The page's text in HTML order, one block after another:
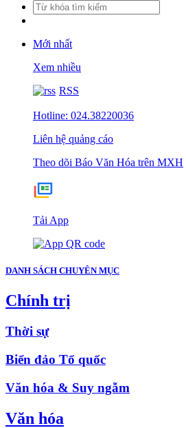
Mới nhất
Xem nhiều
RSS
Hotline: 024.38220036
Liên hệ quảng cáo
Theo dõi Báo Văn Hóa trên MXH
Tải App
DANH SÁCH CHUYÊN MỤC
Chính trị
Thời sự
Biển đảo Tổ quốc
Văn hóa & Suy ngẫm
Văn hóa